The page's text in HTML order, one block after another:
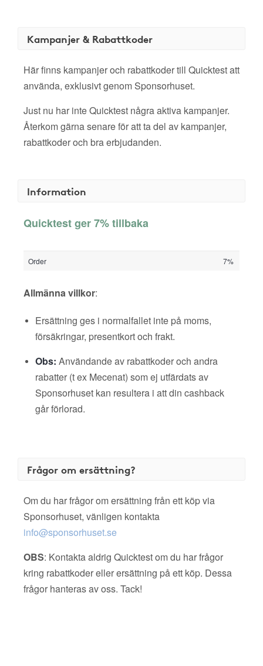
Kampanjer & Rabattkoder
Här finns kampanjer och rabattkoder till Quicktest att
använda, exklusivt genom Sponsorhuset.
Just nu har inte Quicktest några aktiva kampanjer.
Återkom gärna senare för att ta del av kampanjer,
rabattkoder och bra erbjudanden.
Information
Quicktest ger 7% tillbaka
Order 7%
Allmänna villkor:
Ersättning ges i normalfallet inte på moms,
försäkringar, presentkort och frakt.
Obs: Användande av rabattkoder och andra
rabatter (t ex Mecenat) som ej utfärdats av
Sponsorhuset kan resultera i att din cashback
går förlorad.
Frågor om ersättning?
Om du har frågor om ersättning från ett köp via
Sponsorhuset, vänligen kontakta
info@sponsorhuset.se
OBS: Kontakta aldrig Quicktest om du har frågor
kring rabattkoder eller ersättning på ett köp. Dessa
frågor hanteras av oss. Tack!